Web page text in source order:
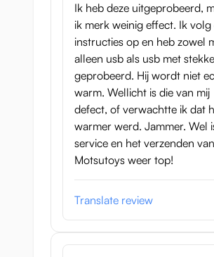
Ik heb deze uitgeprobeerd,
ik merk weinig effect. Ik volg
instructies op en heb zowel
alleen usb als usb met
geprobeerd. Hij wordt niet
warm. Wellicht is die van mij
defect, of verwachtte ik dat
warmer werd. Jammer. Wel
service en het verzenden van
Motsutoys weer top!
Translate review